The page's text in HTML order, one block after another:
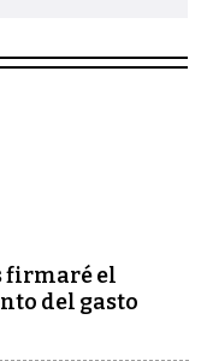
firmaré el
del gasto